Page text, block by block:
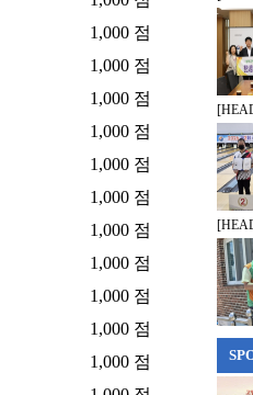
1,000 점
1,000 점
1,000 점
1,000 점
1,000 점
1,000 점
1,000 점
1,000 점
1,000 점
1,000 점
1,000 점